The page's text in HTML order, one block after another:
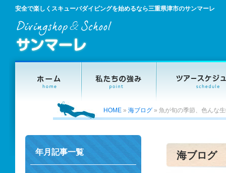
安全で楽しくスキューバダイビングを始めるなら三重県津市のサンマーレ
HOME » 海ブログ » 魚が旬の季節、色んな
海ブログ
年月記事一覧